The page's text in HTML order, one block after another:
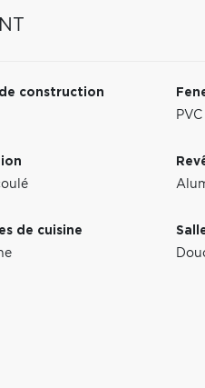
construction
PVC
de cuisine